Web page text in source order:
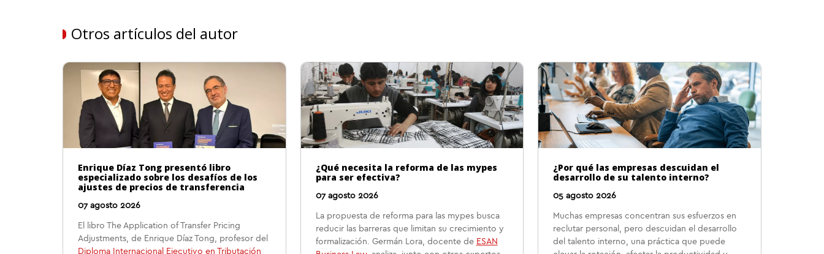
Otros artículos del autor
Enrique Díaz Tong presentó libro
especializado sobre los desafíos de los
ajustes de precios de transferencia
07 agosto 2026
El libro The Application of Transfer Pricing
Adjustments, de Enrique Díaz Tong, profesor del
Diploma Internacional Ejecutivo en Tributación
¿Qué necesita la reforma de las mypes
para ser efectiva?
07 agosto 2026
La propuesta de reforma para las mypes busca
reducir las barreras que limitan su crecimiento y
formalización. Germán Lora, docente de ESAN
¿Por qué las empresas descuidan el
desarrollo de su talento interno?
05 agosto 2026
Muchas empresas concentran sus esfuerzos en
reclutar personal, pero descuidan el desarrollo
del talento interno, una práctica que puede